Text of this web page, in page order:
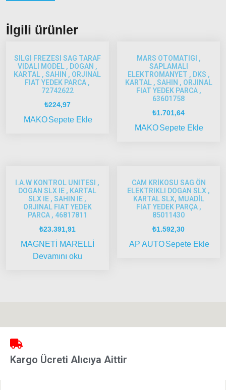
Siena
1997-
Albea
Albea
Albea
Bravo
1995-
2001
Brava
1996-
2003
Panda
Stilo
İlgili ürünler
SILGI FREZESI SAG TARAF
VIDALI MODEL , DOGAN ,
KARTAL , SAHIN , ORJINAL
FIAT YEDEK PARCA ,
72742622
₺224,97
MAKOSepete Ekle
MARS OTOMATIGI ,
SAPLAMALI
ELEKTROMANYET , DKS ,
KARTAL , SAHIN , ORJINAL
FIAT YEDEK PARCA ,
63601758
₺1.701,64
MAKOSepete Ekle
I.A.W KONTROL UNITESI ,
DOGAN SLX IE , KARTAL
SLX IE , SAHIN IE ,
ORJINAL FIAT YEDEK
PARCA , 46817811
₺23.391,91
MAGNETİ MARELLİ
Devamını oku
CAM KRİKOSU SAG ÖN
ELEKTRIKLI DOGAN SLX ,
KARTAL SLX, MUADİL
FIAT YEDEK PARÇA ,
85011430
₺1.592,30
AP AUTOSepete Ekle
Kargo Ücreti Alıcıya Aittir